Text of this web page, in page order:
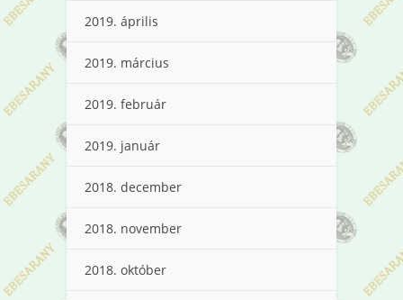
2019. április
2019. március
2019. február
2019. január
2018. december
2018. november
2018. október